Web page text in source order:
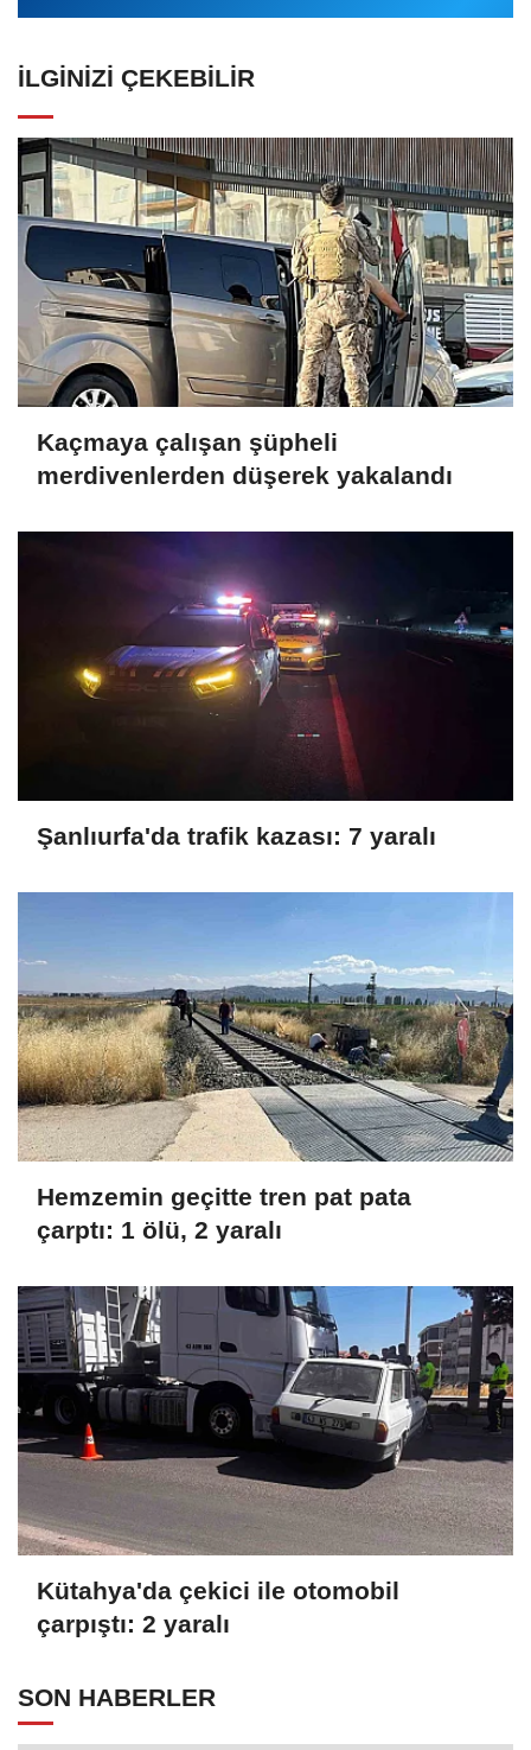
İLGINIZI ÇEKEBILIR
Kaçmaya çalışan şüpheli
merdivenlerden düşerek yakalandı
Şanlıurfa'da trafik kazası: 7 yaralı
Hemzemin geçitte tren pat pata
çarptı: 1 ölü, 2 yaralı
Kütahya'da çekici ile otomobil
çarpıştı: 2 yaralı
SON HABERLER